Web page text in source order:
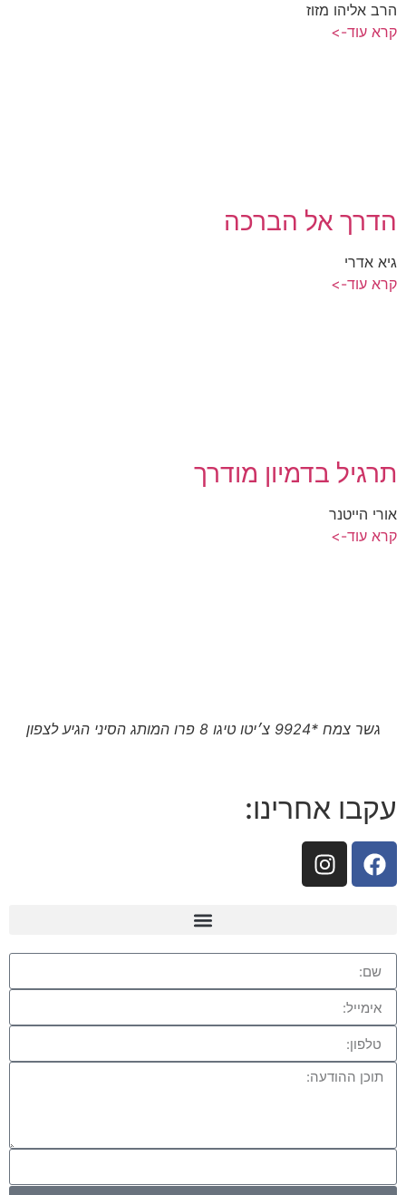
הרב אליהו מזוז
קרא עוד->
הדרך אל הברכה
גיא אדרי
קרא עוד->
תרגיל בדמיון מודרך
אורי הייטנר
קרא עוד->
גשר צמח *9924 צ׳יטו טיגו 8 פרו המותג הסיני הגיע לצפון
עקבו אחרינו: